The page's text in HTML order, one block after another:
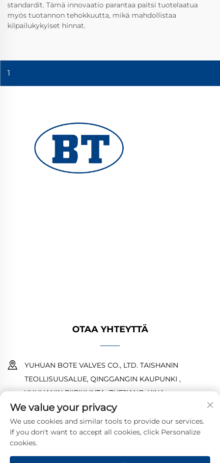
standardit. Tämä innovaatio parantaa paitsi tuotelaatua
myös tuotannon tehokkuutta, mikä mahdollistaa
kilpailukykyiset hinnat.
1
OTAA YHTEYTTÄ
YUHUAN BOTE VALVES CO., LTD. TAISHANIN
TEOLLISUUSALUE, QINGGANGIN KAUPUNKI ,
YUHUANIN PIIRIKUNTA ,ZHEJIANG ,KINA
18968473237
[email protected]
We value your privacy
We use cookies and similar tools to provide our services.
If you don't want to accept all cookies, click Personalize
cookies.